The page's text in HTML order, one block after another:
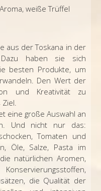
weiße Trüffel
aus der Toskana in der
haben sie sich
besten Produkte, um
Den Wert der
und Kreativität zu
eine große Auswahl an
Und nicht nur das:
Tomaten und
Öle, Salze, Pasta im
natürlichen Aromen,
die Qualität der